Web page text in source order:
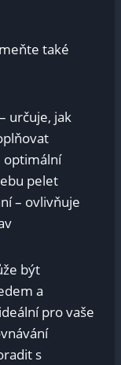
také
určuje, jak
optimální
pelet
– ovlivňuje
být
a
pro vaše
s